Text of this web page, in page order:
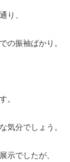
り、
の振袖ばかり。
。
気分でしょう。
示でしたが、